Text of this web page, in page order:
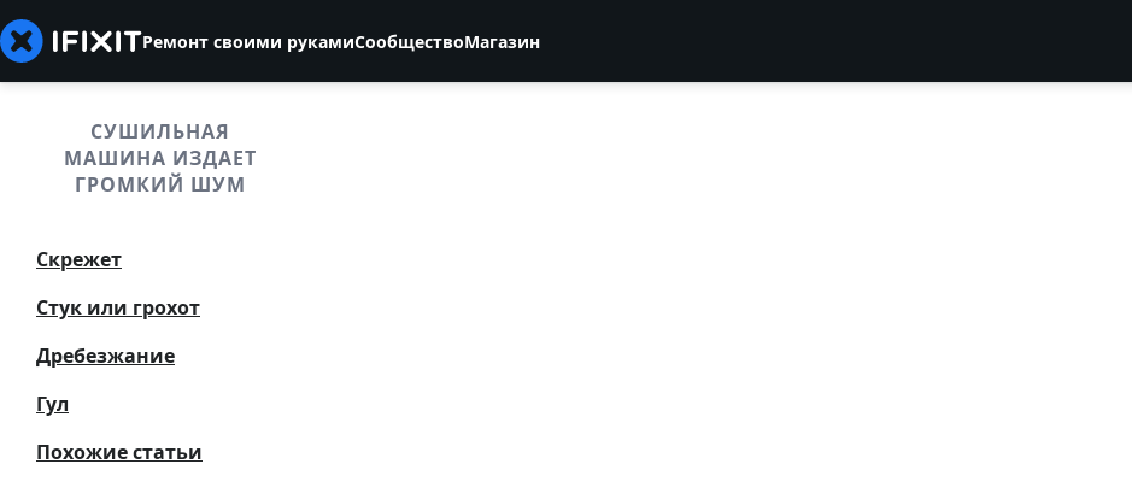
Ремонт своими рукамиСообществоМагазин
СУШИЛЬНАЯ
МАШИНА ИЗДАЕТ
ГРОМКИЙ ШУМ
Скрежет
Стук или грохот
Дребезжание
Гул
Похожие статьи